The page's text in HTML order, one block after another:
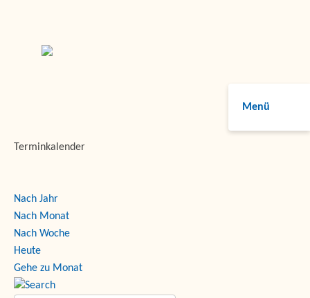
Menü
Terminkalender
Nach Jahr
Nach Monat
Nach Woche
Heute
Gehe zu Monat